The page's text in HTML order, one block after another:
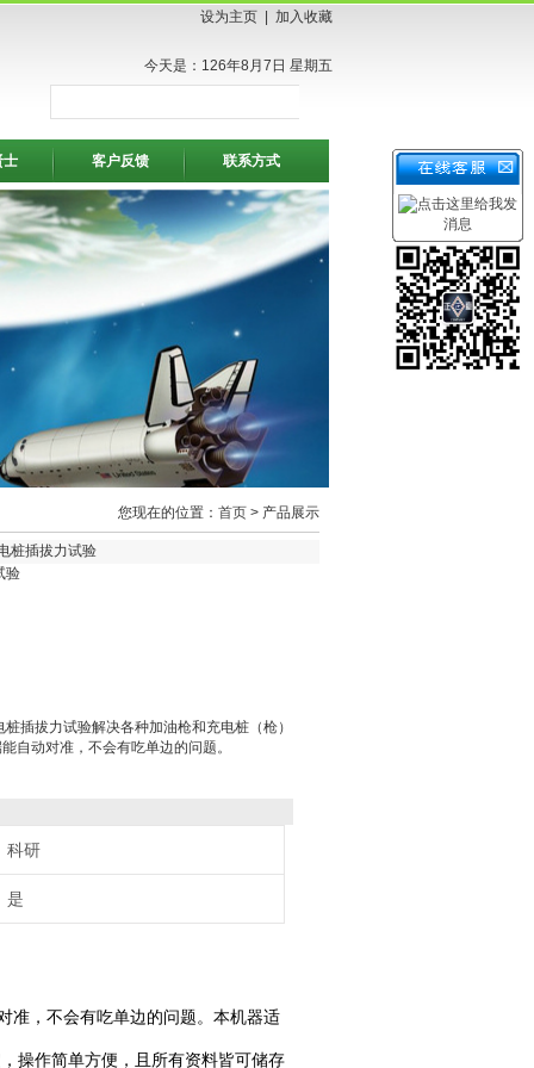
设为主页| 加入收藏
今天是：126年8月7日 星期五
士 客户反馈 联系方式
您现在的位置： 首页 > 产品展示
桩插拔力试验
验
插拔力试验解决各种加油枪和充电桩（枪）
自动对准，不会有吃单边的问题。
科研
是
准，不会有吃单边的问题。本机器适
操作简单方便，且所有资料皆可储存